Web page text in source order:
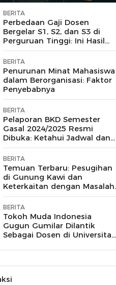
BERITA
Perbedaan Gaji Dosen
Bergelar S1, S2, dan S3 di
Perguruan Tinggi: Ini Hasil
Penelusuran
BERITA
Penurunan Minat Mahasiswa
dalam Berorganisasi: Faktor
Penyebabnya
BERITA
Pelaporan BKD Semester
Gasal 2024/2025 Resmi
Dibuka: Ketahui Jadwal dan
Prosesnya
BERITA
Temuan Terbaru: Pesugihan
di Gunung Kawi dan
Keterkaitan dengan Masalah
Kesehatan Mental
BERITA
Tokoh Muda Indonesia
Gugun Gumilar Dilantik
Sebagai Dosen di Universitas
Berbagai Mata Kuliah